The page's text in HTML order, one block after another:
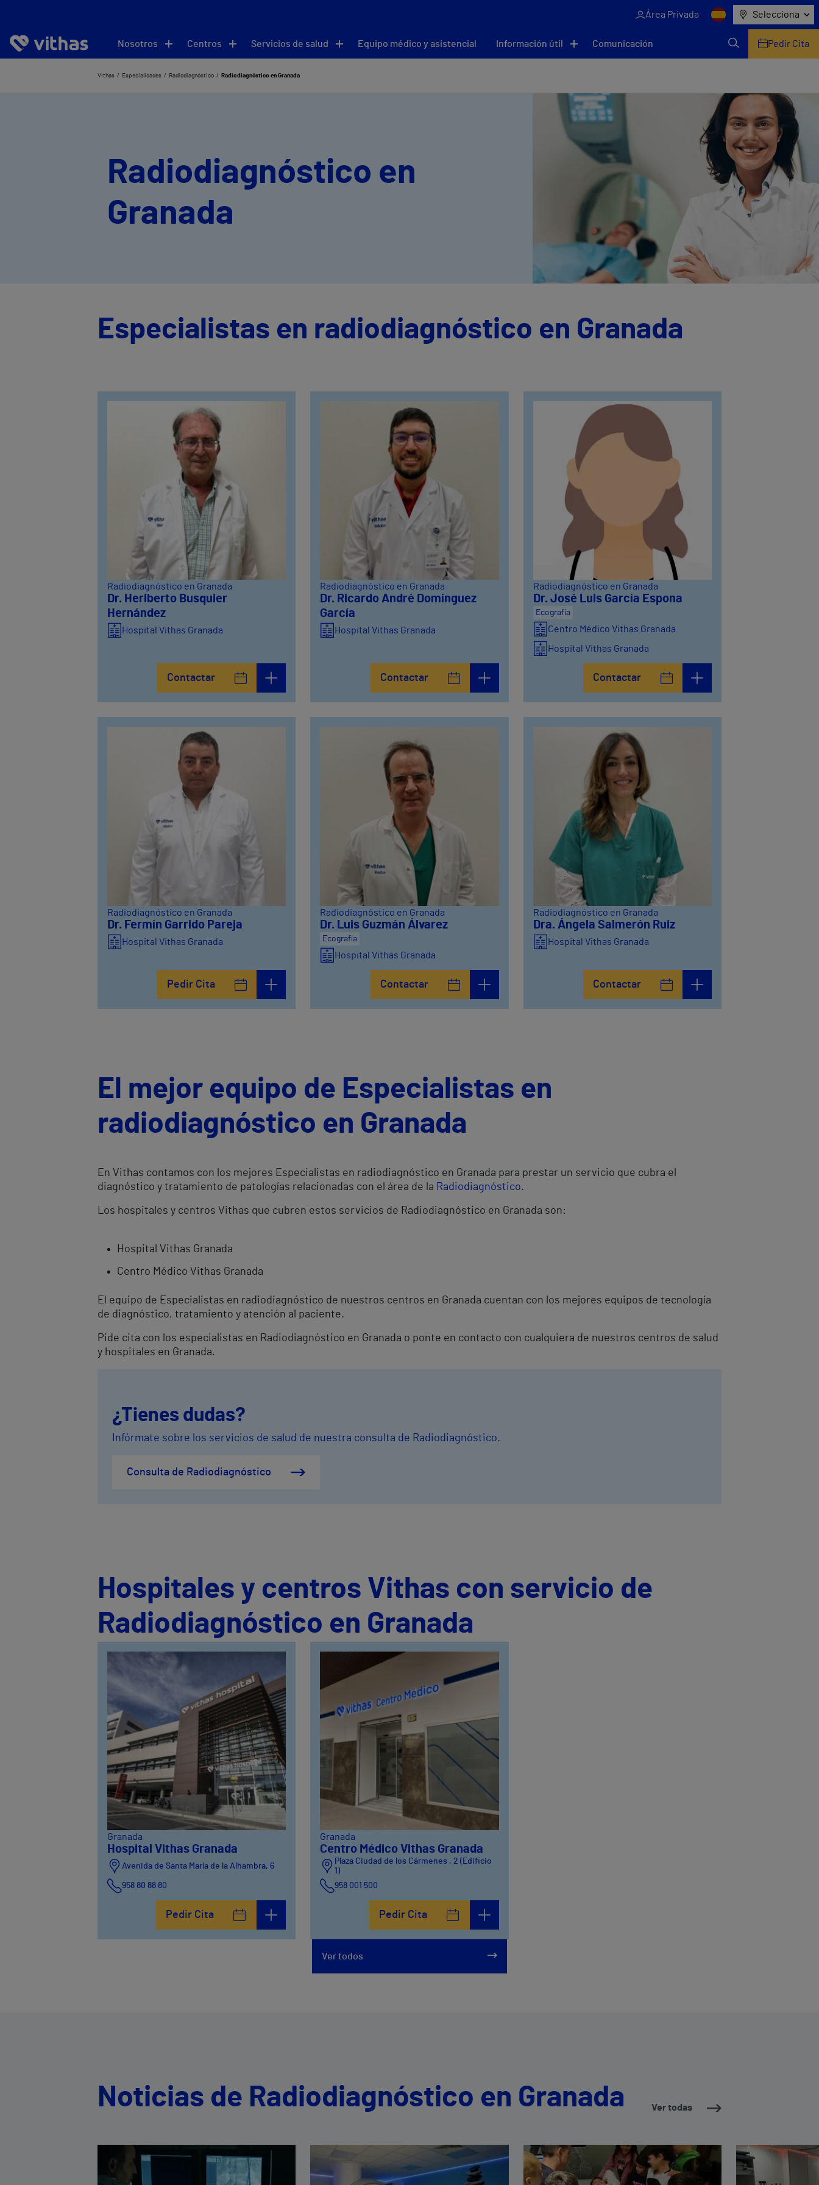
Área Privada Selecciona
Nosotros Centros Servicios de salud Equipo médico y asistencial Información útil Comunicación Pedir Cita
Vithas Especialidades Radiodiagnóstico Radiodiagnóstico en Granada
Radiodiagnóstico en
Granada
Especialistas en radiodiagnóstico en Granada
Radiodiagnóstico en Granada
Dr. Heriberto Busquier
Hernández
Hospital Vithas Granada
Contactar
Radiodiagnóstico en Granada
Dr. Ricardo André Domínguez
García
Hospital Vithas Granada
Contactar
Radiodiagnóstico en Granada
Dr. José Luis García Espona
Ecografía
Centro Médico Vithas Granada
Hospital Vithas Granada
Contactar
Radiodiagnóstico en Granada
Dr. Fermín Garrido Pareja
Hospital Vithas Granada
Pedir Cita
Radiodiagnóstico en Granada
Dr. Luis Guzmán Álvarez
Ecografía
Hospital Vithas Granada
Contactar
Radiodiagnóstico en Granada
Dra. Ángela Salmerón Ruiz
Hospital Vithas Granada
Contactar
El mejor equipo de Especialistas en
radiodiagnóstico en Granada
En Vithas contamos con los mejores Especialistas en radiodiagnóstico en Granada para prestar un servicio que cubra el
diagnóstico y tratamiento de patologías relacionadas con el área de la Radiodiagnóstico.
Los hospitales y centros Vithas que cubren estos servicios de Radiodiagnóstico en Granada son:
Hospital Vithas Granada
Centro Médico Vithas Granada
El equipo de Especialistas en radiodiagnóstico de nuestros centros en Granada cuentan con los mejores equipos de tecnología
de diagnóstico, tratamiento y atención al paciente.
Pide cita con los especialistas en Radiodiagnóstico en Granada o ponte en contacto con cualquiera de nuestros centros de salud
y hospitales en Granada.
¿Tienes dudas?
Infórmate sobre los servicios de salud de nuestra consulta de Radiodiagnóstico.
Consulta de Radiodiagnóstico
Hospitales y centros Vithas con servicio de
Radiodiagnóstico en Granada
Granada
Hospital Vithas Granada
Avenida de Santa María de la Alhambra, 6
958 80 88 80
Pedir Cita
Granada
Centro Médico Vithas Granada
Plaza Ciudad de los Cármenes , 2 (Edificio
1)
958 001 500
Pedir Cita
Ver todos
Noticias de Radiodiagnóstico en Granada Ver todas